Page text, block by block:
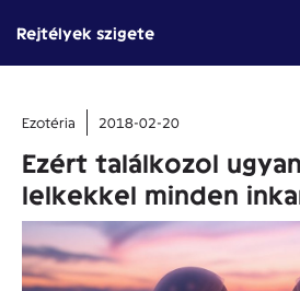
tartalomba
Rejtélyek szigete
Ezotéria 2018-02-20
Ezért találkozol
lelkekkel minden